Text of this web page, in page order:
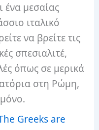
ένα μεσαίας
ιταλικό
να βρείτε τις
σπεσιαλιτέ,
όπως σε μερικά
στη Ρώμη,
Greeks are